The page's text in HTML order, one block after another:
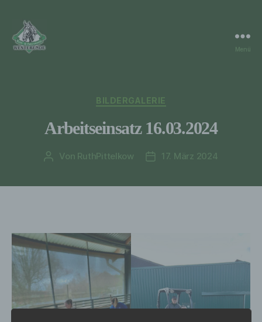
Menü
Kategorien
BILDERGALERIE
Arbeitseinsatz 16.03.2024
Beitragsautor
Von RuthPittelkow Veröffentlichungsdatum
17. März 2024